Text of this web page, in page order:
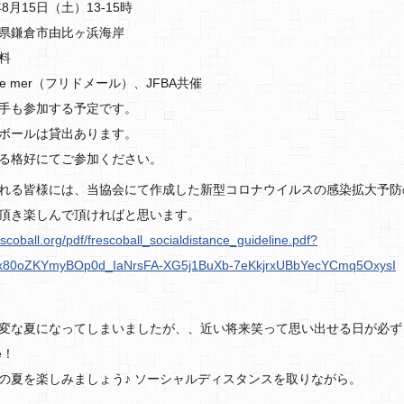
月15日（土）13-15時
鎌倉市由比ヶ浜海岸
mer（フリドメール）、JFBA共催
も参加する予定です。
ールは貸出あります。
格好にてご参加ください。
る皆様には、当協会にて作成した新型コロナウイルスの感染拡大予
き楽しんで頂ければと思います。
pdf/frescoball_socialdistance_guideline.pdf?
XG5j1BuXb-7eKkjrxUBbYecYCmq5OxysI
な夏になってしまいましたが、、近い将来笑って思い出せる日が必
夏を楽しみましょう♪ ソーシャルディスタンスを取りながら。